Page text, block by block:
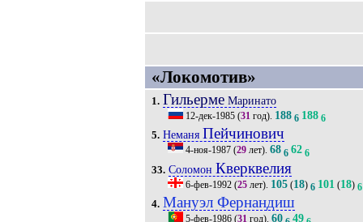
«Локомотив»
1. ГильермеМаринато
12-дек-1985(31год). 188 6 188 6
5. Неманя Пейчинович
4-ноя-1987(29лет). 68 6 62 6
33. Соломон Кверквелия
6-фев-1992(25лет). 105(18) 6 101 (18) 6
4. Мануэл Фернандиш
5-фев-1986(31год). 60 49